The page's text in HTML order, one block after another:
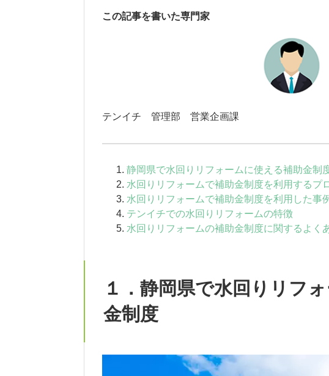
この記事を書いた専門家
テンイチ 管理部 営業企画課
静岡県で水回りリフォームに使える補助金制
水回りリフォームで補助金制度を利用するプ
水回りリフォームで補助金制度を利用した事
テンイチでの水回りリフォームの特徴
水回りリフォームの補助金制度に関するよく
１．静岡県で水回りリフ
金制度